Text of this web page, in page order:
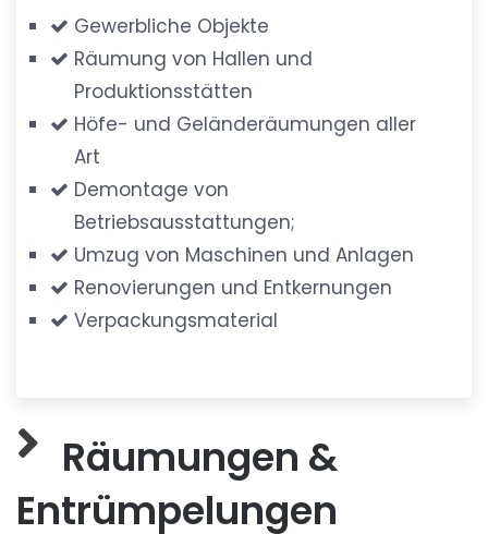
Gewerbliche Objekte
Räumung von Hallen und
Produktionsstätten
Höfe- und Geländeräumungen aller
Art
Demontage von
Betriebsausstattungen;
Umzug von Maschinen und Anlagen
Renovierungen und Entkernungen
Verpackungsmaterial
Räumungen &
Entrümpelungen